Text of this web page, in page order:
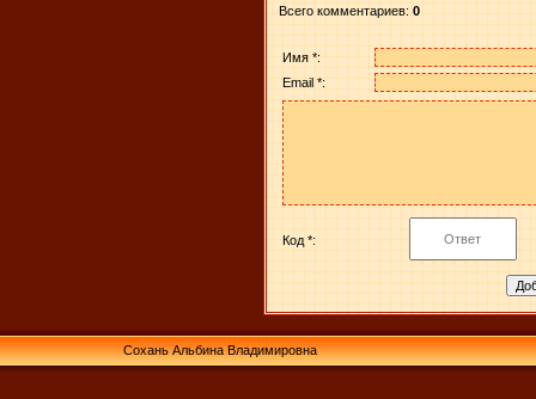
Всего комментариев: 0
Имя *:
Email *:
Код *:
Сохань Альбина Владимировна